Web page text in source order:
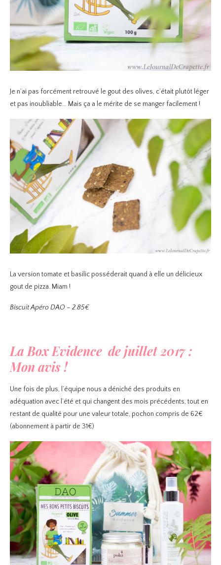
Je n’ai pas forcément retrouvé le gout des olives, c’était plutôt léger
et pas inoubliable… Mais ça a le mérite de se manger facilement !
La version tomate et basilic posséderait quand à elle un délicieux
gout de pizza. Miam !
Biscuit Apéro DAO – 2.85€
La Box Evidence de juillet 2017 :
Mon avis !
Une fois de plus, l’équipe nous a déniché des produits en
adéquation avec l’été et qui changent des mois précédents, tout en
restant de qualité pour une valeur totale, pochon compris de 62€
(abonnement à partir de 31€)